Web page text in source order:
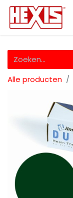
Alle producten